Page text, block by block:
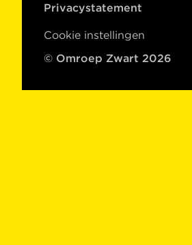
Privacystatement
Cookie instellingen
© Omroep Zwart 2026